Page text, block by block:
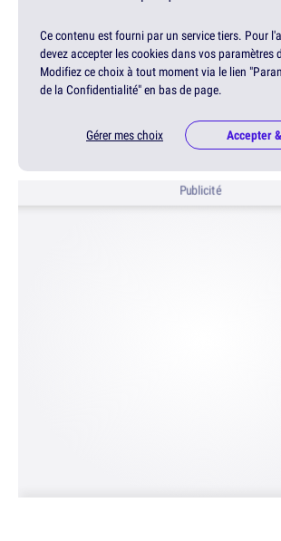
Ce contenu est fourni par un service tiers. Pour
devez accepter les cookies dans vos paramètres
Modifiez ce choix à tout moment via le lien
de la Confidentialité" en bas de page.
Gérer mes choix Accepter
Publicité